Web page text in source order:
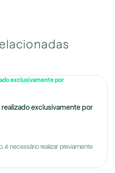
realizado exclusivamente por
é necessário realizar previamente